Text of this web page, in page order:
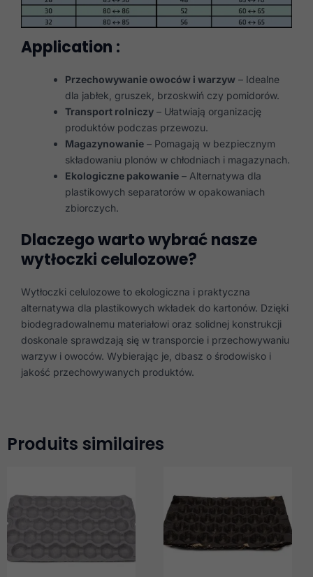
Application :
Przechowywanie owoców i warzyw – Idealne
dla jabłek, gruszek, brzoskwiń czy pomidorów.
Transport rolniczy – Ułatwiają organizację
produktów podczas przewozu.
Magazynowanie – Pomagają w bezpiecznym
składowaniu plonów w chłodniach i magazynach.
Ekologiczne pakowanie – Alternatywa dla
plastikowych separatorów w opakowaniach
zbiorczych.
Dlaczego warto wybrać nasze
wytłoczki celulozowe?
Wytłoczki celulozowe to ekologiczna i praktyczna
alternatywa dla plastikowych wkładek do kartonów. Dzięki
biodegradowalnemu materiałowi oraz solidnej konstrukcji
doskonale sprawdzają się w transporcie i przechowywaniu
warzyw i owoców. Wybierając je, dbasz o środowisko i
jakość przechowywanych produktów.
Produits similaires